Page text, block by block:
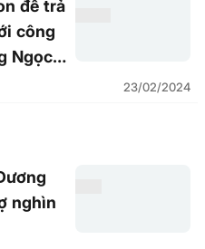
để trả
công
Ngọc
23/02/2024
nghìn